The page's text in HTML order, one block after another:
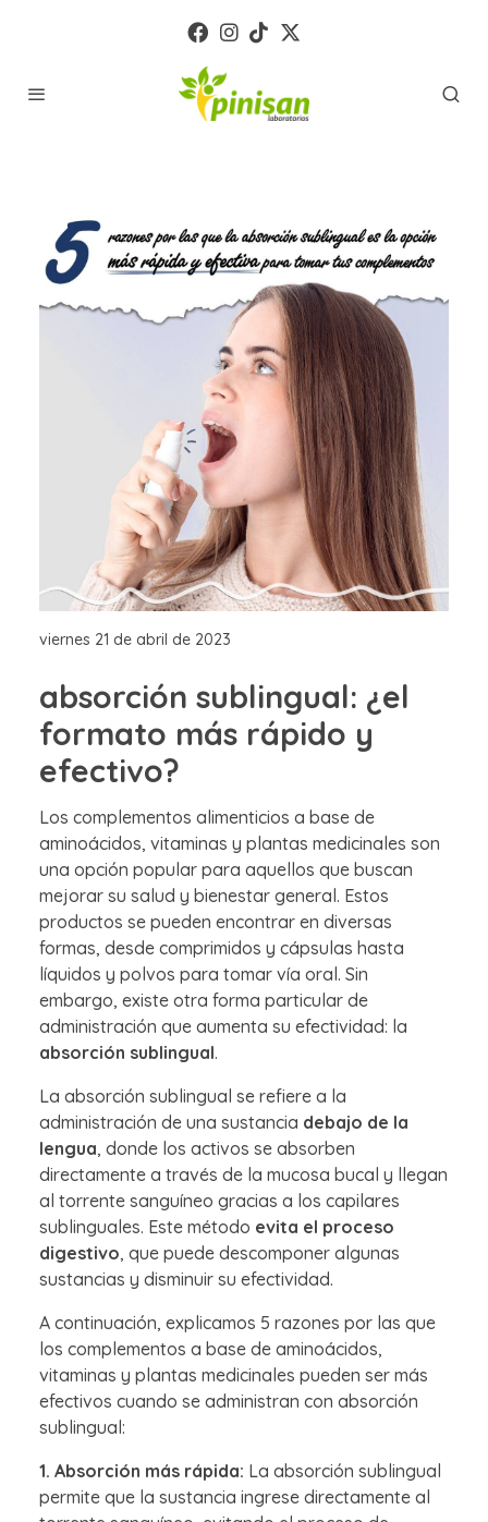
viernes 21 de abril de 2023
absorción sublingual: ¿el
formato más rápido y
efectivo?
Los complementos alimenticios a base de
aminoácidos, vitaminas y plantas medicinales son
una opción popular para aquellos que buscan
mejorar su salud y bienestar general. Estos
productos se pueden encontrar en diversas
formas, desde comprimidos y cápsulas hasta
líquidos y polvos para tomar vía oral. Sin
embargo, existe otra forma particular de
administración que aumenta su efectividad: la
absorción sublingual.
La absorción sublingual se refiere a la
administración de una sustancia debajo de la
lengua, donde los activos se absorben
directamente a través de la mucosa bucal y llegan
al torrente sanguíneo gracias a los capilares
sublinguales. Este método evita el proceso
digestivo, que puede descomponer algunas
sustancias y disminuir su efectividad.
A continuación, explicamos 5 razones por las que
los complementos a base de aminoácidos,
vitaminas y plantas medicinales pueden ser más
efectivos cuando se administran con absorción
sublingual:
1. Absorción más rápida: La absorción sublingual
permite que la sustancia ingrese directamente al